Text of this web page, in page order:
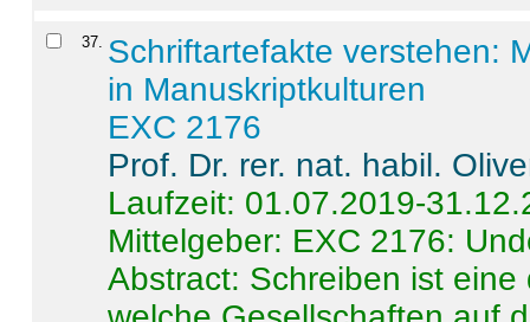
37. Schriftartefakte verstehen:
in Manuskriptkulturen
EXC 2176
Prof. Dr. rer. nat. habil.
Laufzeit: 01.07.2019-
Mittelgeber: EXC 2176:
Abstract: Schreiben ist